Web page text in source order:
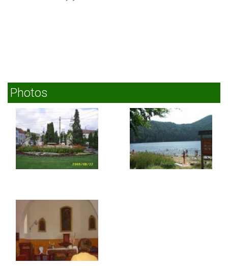
Photos